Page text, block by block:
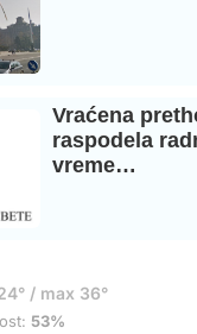
Vraćena
raspodela
vreme…
/ max 36°
53%